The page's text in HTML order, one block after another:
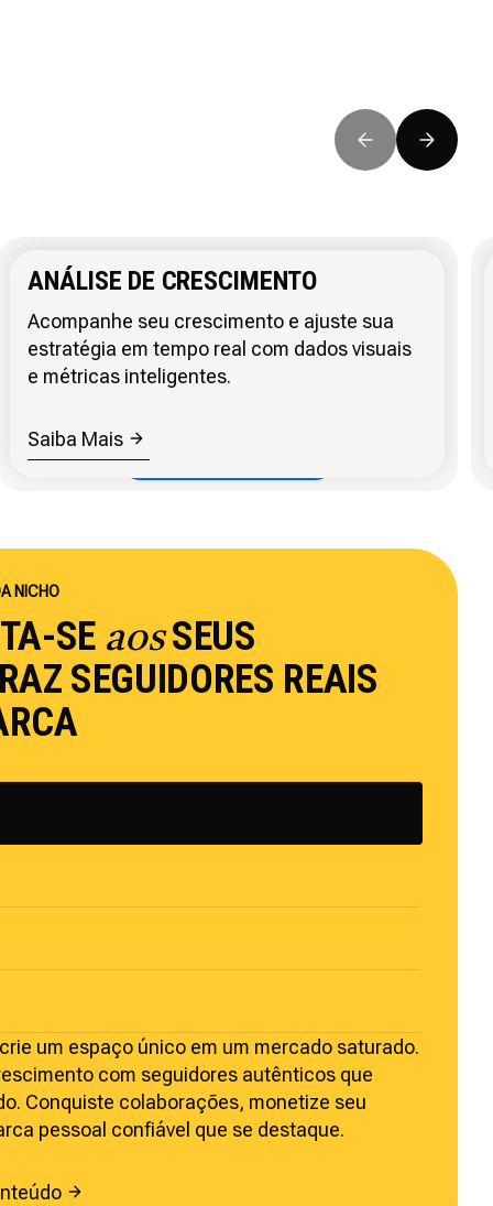
ANÁLISE DE CRESCIMENTO
Acompanhe seu crescimento e ajuste sua
estratégia em tempo real com dados visuais
e métricas inteligentes.
Saiba Mais
NICHO
SE aosSEUS
SEGUIDORES REAIS
um espaço único em um mercado saturado.
com seguidores autênticos que
Conquiste colaborações, monetize seu
pessoal confiável que se destaque.